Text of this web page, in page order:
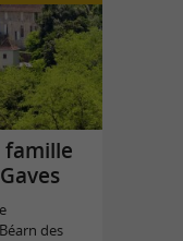
famille
des